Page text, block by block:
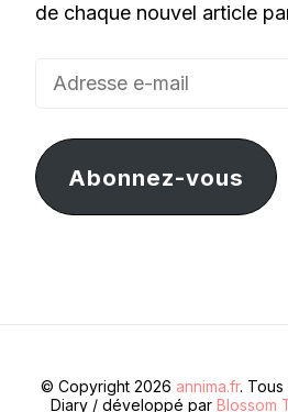
de chaque nouvel article
Adresse
mail
Abonnez-vous
© Copyright 2026 annima.fr.
Diary / développé par Blossom